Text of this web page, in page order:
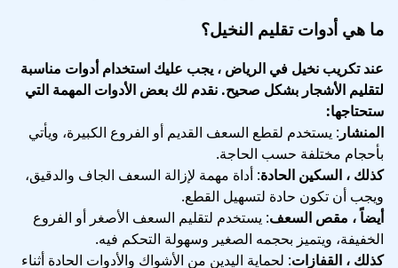
ما هي أدوات تقليم النخيل؟
عند تكريب نخيل في الرياض ، يجب عليك استخدام أدوات مناسبة
لتقليم الأشجار بشكل صحيح. نقدم لك بعض الأدوات المهمة التي
ستحتاجها:
المنشار : يستخدم لقطع السعف القديم أو الفروع الكبيرة، ويأتي
بأحجام مختلفة حسب الحاجة.
كذلك ، السكين الحادة: أداة مهمة لإزالة السعف الجاف والدقيق،
ويجب أن تكون حادة لتسهيل القطع.
أيضاً ، مقص السعف: يستخدم لتقليم السعف الأصغر أو الفروع
الخفيفة، ويتميز بحجمه الصغير وسهولة التحكم فيه.
كذلك ، القفازات: لحماية اليدين من الأشواك والأدوات الحادة أثناء